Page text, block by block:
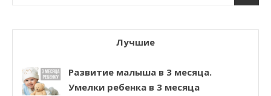
Лучшие
Развитие малыша в 3 месяца.
Умелки ребенка в 3 месяца